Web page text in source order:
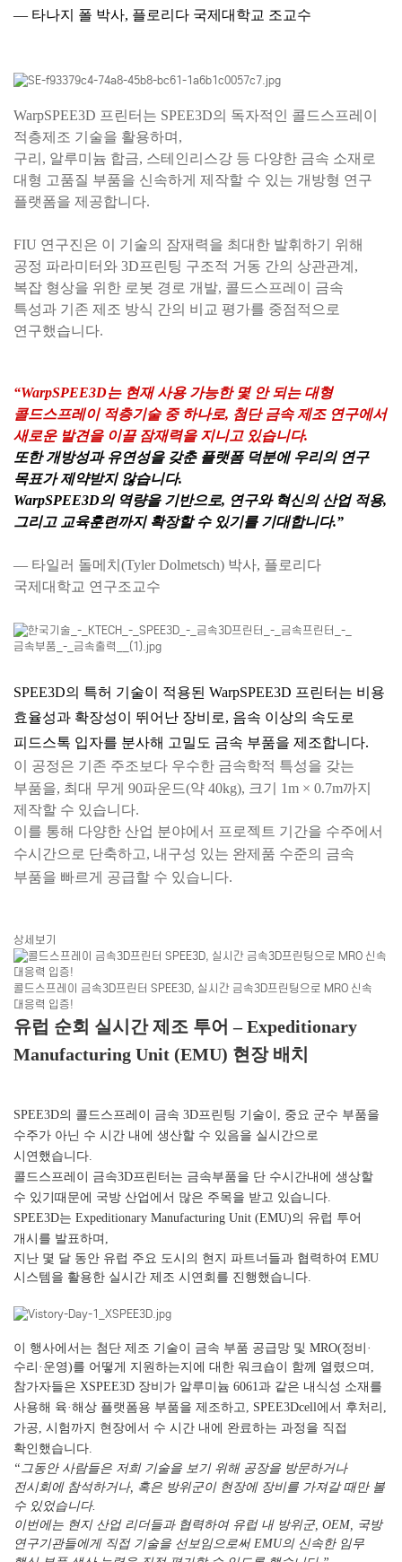
— 타나지 폴 박사, 플로리다 국제대학교 조교수
WarpSPEE3D 프린터는 SPEE3D의 독자적인 콜드스프레이
적층제조 기술을 활용하며,
구리, 알루미늄 합금, 스테인리스강 등 다양한 금속 소재로
대형 고품질 부품을 신속하게 제작할 수 있는 개방형 연구
플랫폼을 제공합니다.
FIU 연구진은 이 기술의 잠재력을 최대한 발휘하기 위해
공정 파라미터와 3D프린팅 구조적 거동 간의 상관관계,
복잡 형상을 위한 로봇 경로 개발, 콜드스프레이 금속
특성과 기존 제조 방식 간의 비교 평가를 중점적으로
연구했습니다.
“WarpSPEE3D는 현재 사용 가능한 몇 안 되는 대형
콜드스프레이 적층기술 중 하나로, 첨단 금속 제조 연구에서
새로운 발견을 이끌 잠재력을 지니고 있습니다.
또한 개방성과 유연성을 갖춘 플랫폼 덕분에 우리의 연구
목표가 제약받지 않습니다.
WarpSPEE3D의 역량을 기반으로, 연구와 혁신의 산업 적용,
그리고 교육훈련까지 확장할 수 있기를 기대합니다.”
— 타일러 돌메치(Tyler Dolmetsch) 박사, 플로리다
국제대학교 연구조교수
SPEE3D의 특허 기술이 적용된 WarpSPEE3D 프린터는 비용
효율성과 확장성이 뛰어난 장비로, 음속 이상의 속도로
피드스톡 입자를 분사해 고밀도 금속 부품을 제조합니다.
이 공정은 기존 주조보다 우수한 금속학적 특성을 갖는
부품을, 최대 무게 90파운드(약 40kg), 크기 1m × 0.7m까지
제작할 수 있습니다.
이를 통해 다양한 산업 분야에서 프로젝트 기간을 수주에서
수시간으로 단축하고, 내구성 있는 완제품 수준의 금속
부품을 빠르게 공급할 수 있습니다.
상세보기
콜드스프레이 금속3D프린터 SPEE3D, 실시간 금속3D프린팅으로 MRO 신속
대응력 입증!
유럽 순회 실시간 제조 투어 – Expeditionary
Manufacturing Unit (EMU) 현장 배치
SPEE3D의 콜드스프레이 금속 3D프린팅 기술이, 중요 군수 부품을
수주가 아닌 수 시간 내에 생산할 수 있음을 실시간으로
시연했습니다.
콜드스프레이 금속3D프린터는 금속부품을 단 수시간내에 생상할
수 있기때문에 국방 산업에서 많은 주목을 받고 있습니다.
SPEE3D는 Expeditionary Manufacturing Unit (EMU)의 유럽 투어
개시를 발표하며,
지난 몇 달 동안 유럽 주요 도시의 현지 파트너들과 협력하여 EMU
시스템을 활용한 실시간 제조 시연회를 진행했습니다.
이 행사에서는 첨단 제조 기술이 금속 부품 공급망 및 MRO(정비·
수리·운영)를 어떻게 지원하는지에 대한 워크숍이 함께 열렸으며,
참가자들은 XSPEE3D 장비가 알루미늄 6061과 같은 내식성 소재를
사용해 육·해상 플랫폼용 부품을 제조하고, SPEE3Dcell에서 후처리,
가공, 시험까지 현장에서 수 시간 내에 완료하는 과정을 직접
확인했습니다.
“그동안 사람들은 저희 기술을 보기 위해 공장을 방문하거나
전시회에 참석하거나, 혹은 방위군이 현장에 장비를 가져갈 때만 볼
수 있었습니다.
이번에는 현지 산업 리더들과 협력하여 유럽 내 방위군, OEM, 국방
연구기관들에게 직접 기술을 선보임으로써 EMU의 신속한 임무